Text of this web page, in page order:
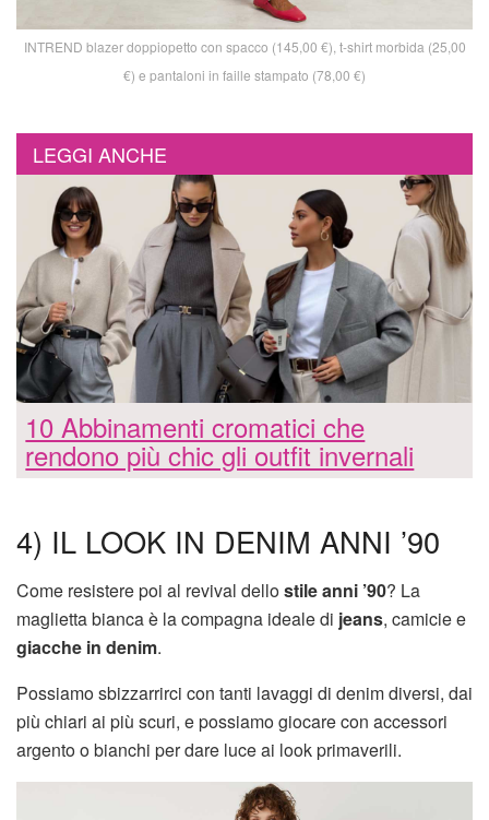
INTREND blazer doppiopetto con spacco (145,00 €), t-shirt morbida (25,00
€) e pantaloni in faille stampato (78,00 €)
LEGGI ANCHE
10 Abbinamenti cromatici che
rendono più chic gli outfit invernali
4) IL LOOK IN DENIM ANNI ’90
Come resistere poi al revival dellostile anni ’90? La
maglietta bianca è la compagna ideale di jeans, camicie e
giacche in denim.
Possiamo sbizzarrirci con tanti lavaggi di denim diversi, dai
più chiari ai più scuri, e possiamo giocare con accessori
argento o bianchi per dare luce ai look primaverili.